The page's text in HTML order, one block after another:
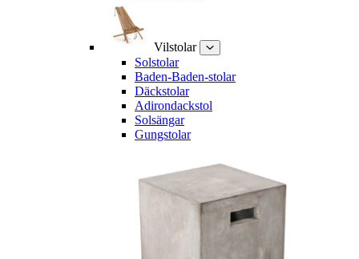
Vilstolar
Solstolar
Baden-Baden-stolar
Däckstolar
Adirondackstol
Solsängar
Gungstolar